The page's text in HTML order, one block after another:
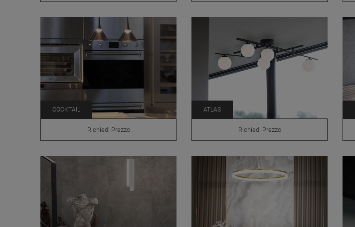
COCKTAIL
Richiedi Prezzo
ATLAS
Richiedi Prezzo